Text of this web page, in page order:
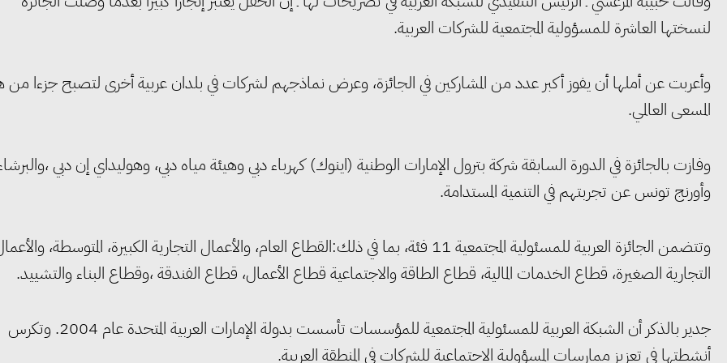
لنسختها العاشرة للمسؤولية المجتمعية للشركات العربية.
وأعربت عن أملها أن يفوز أكبر عدد من المشاركين في الجائزة، وعرض نماذجهم لشركات في بلدان عربية أخرى لتصبح جزءا من
المسعى العالمي.
وفازت بالجائزة في الدورة السابقة شركة بترول الإمارات الوطنية (اينوك) كهرباء دبي وهيئة مياه دبي، وهوليداي إن دبي
وأورنج تونس عن تجربتهم في التنمية المستدامة.
وتتضمن الجائزة العربية للمسئولية المجتمعية 11 فئة، بما في ذلك:القطاع العام، والأعمال التجارية الكبيرة، المتوسطة،
التجارية الصغيرة، قطاع الخدمات المالية، قطاع الطاقة والاجتماعية قطاع الأعمال، قطاع الفندقة ،وقطاع البناء والتشييد.
جدير بالذكر أن الشبكة العربية للمسئولية المجتمعية للمؤسسات تأسست بدولة الإمارات العربية المتحدة عام 2004. وتكرس
أنشطتها في تعزيز ممارسات المسؤولية الاجتماعية للشركات في المنطقة العربية.